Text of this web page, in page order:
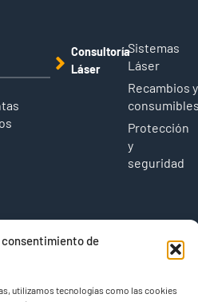
de
utilizamos tecnologías como las cookies
Consultoría
Láser
Sistemas
Láser
Recambios y
Protección
y
seguridad
Sobre